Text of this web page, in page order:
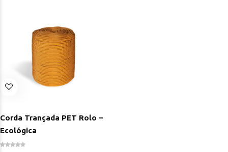
Corda Trançada PET Rolo –
Ecológica